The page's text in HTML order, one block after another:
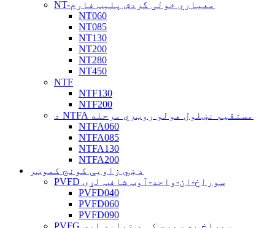
NT-معیاري خولی گردش پلیټ فارم
NT060
NT085
NT130
NT200
NT280
NT450
NTF
NTF130
NTF200
د NTFA مستقیم نښلول هولو روټري مرحله
NTFA060
NTFA085
NTFA130
NTFA200
د ښي زاویې کونج کموټر
PVFD سوراخ-ان-واحد-آوټ شافټ لړۍ
PVFD040
PVFD060
PVFD090
PVFG سوراخ په سوري کې د تولید لړۍ